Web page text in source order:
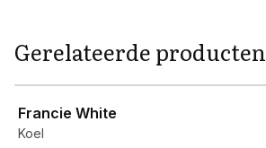
Gerelateerde producten
Francie White
Koel